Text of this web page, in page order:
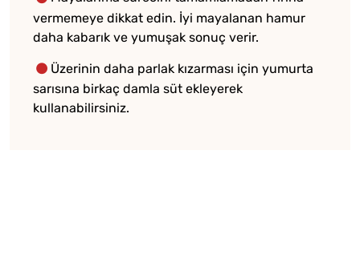
vermemeye dikkat edin. İyi mayalanan hamur
daha kabarık ve yumuşak sonuç verir.
Üzerinin daha parlak kızarması için yumurta
sarısına birkaç damla süt ekleyerek
kullanabilirsiniz.